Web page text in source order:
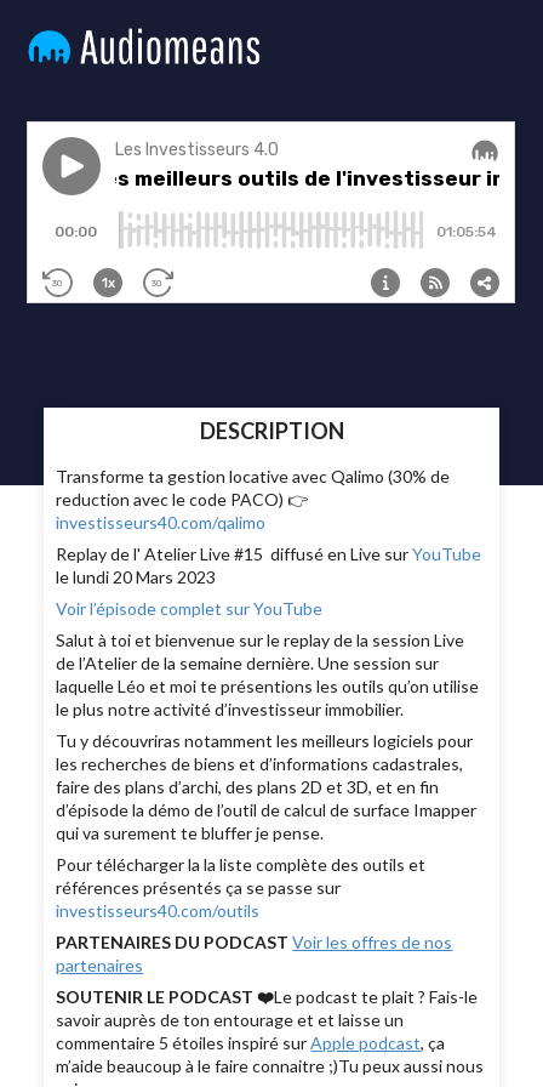
DESCRIPTION
Transforme ta gestion locative avec Qalimo (30% de
reduction avec le code PACO) 👉
investisseurs40.com/qalimo
Replay de l' Atelier Live #15 diffusé en Live surYouTube
le lundi 20 Mars 2023
Voir l’épisode complet sur YouTube
Salut à toi et bienvenue sur le replay de la session Live
de l’Atelier de la semaine dernière. Une session sur
laquelle Léo et moi te présentions les outils qu’on utilise
le plus notre activité d’investisseur immobilier.
Tu y découvriras notamment les meilleurs logiciels pour
les recherches de biens et d’informations cadastrales,
faire des plans d’archi, des plans 2D et 3D, et en fin
d’épisode la démo de l’outil de calcul de surface Imapper
qui va surement te bluffer je pense.
Pour télécharger la la liste complète des outils et
références présentés ça se passe sur
investisseurs40.com/outils
PARTENAIRES DU PODCAST Voir les offres de nos
partenaires
SOUTENIR LE PODCAST ❤️Le podcast te plait ? Fais-le
savoir auprès de ton entourage et et laisse un
commentaire 5 étoiles inspiré surApple podcast, ça
m’aide beaucoup à le faire connaitre ;)Tu peux aussi nous